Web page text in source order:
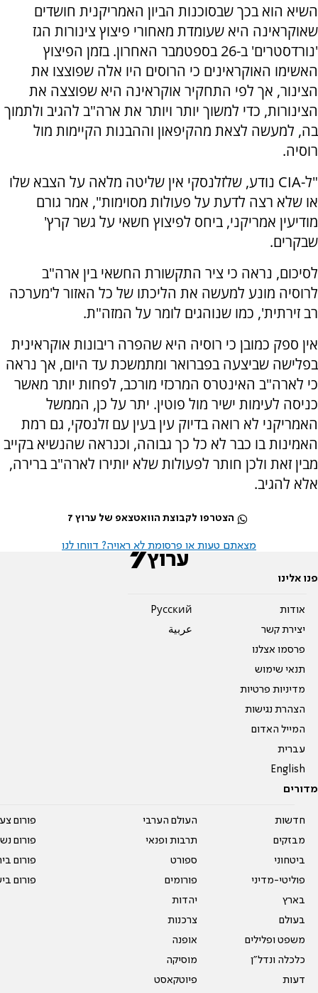
השיא הוא בכך שבסוכנות הביון האמריקנית חושדים
שאוקראינה היא שעומדת מאחורי פיצוץ צינורות הגז
'נורדסטרים' ב-26 בספטמבר האחרון. בזמן הפיצוץ
האשימו האוקראינים כי הרוסים היו אלה שפוצצו את
הצינור, אך לפי התחקיר אוקראינה היא שפוצצה את
הצינורות, כדי למשוך יותר ויותר את ארה"ב להגיב ולתמוך
בה, למעשה לצאת מהקיפאון וההבנות הקיימות מול
רוסיה.
"ל-CIA נודע, שלזלנסקי אין שליטה מלאה על הצבא שלו
או שלא רצה לדעת על פעולות מסוימות", אמר גורם
מודיעין אמריקני, ביחס לפיצוץ חשאי על גשר קרץ'
שבקרים.
לסיכום, נראה כי ציר התקשורת החשאי בין ארה"ב
לרוסיה מונע למעשה את הליכתו של כל האזור ל'מערכה
רב זירתית', כמו שנוהגים לומר על המזה"ת.
אין ספק כמובן כי רוסיה היא שהפרה ריבונות אוקראינית
בפלישה שביצעה בפברואר ומתמשכת עד היום, אך נראה
כי לארה"ב האינטרס המרכזי מורכב, לפחות יותר מאשר
כניסה לעימות ישיר מול פוטין. יתר על כן, הממשל
האמריקני לא רואה בדיוק עין בעין עם זלנסקי, גם רמת
האמינות בו כבר לא כל כך גבוהה, וכנראה שהנשיא בקייב
מבין זאת ולכן חותר לפעולות שלא יותירו לארה"ב ברירה,
אלא להגיב.
הצטרפו לקבוצת הוואטצאפ של ערוץ 7
מצאתם טעות או פרסומת לא ראויה? דווחו לנו
פנו אלינו
אודות
יצירת קשר
פרסמו אצלנו
תנאי שימוש
מדיניות פרטיות
הצהרת נגישות
המייל האדום
עברית
English
Pусский
عربية
מדורים
חדשות
מבזקים
ביטחוני
פוליטי-מדיני
בארץ
בעולם
משפט ופלילים
כלכלה ונדל"ן
דעות
העולם הערבי
תרבות ופנאי
ספורט
פורומים
יהדות
צרכנות
אופנה
מוסיקה
פיוטקאסט
פורום
פורום
פורום
פורום